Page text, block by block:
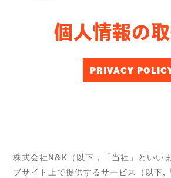
個人情報の
PRIVACY
株式会社N&K（以下，「当社」といい
ブサイト上で提供するサービス（以下,